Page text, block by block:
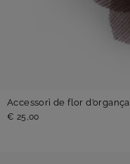
Accessorì de flor d’organça
€ 25,00